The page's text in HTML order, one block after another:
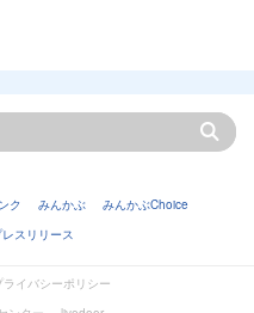
ク みんかぶ
みんかぶChoice
レスリリース
ライバシーポリシー